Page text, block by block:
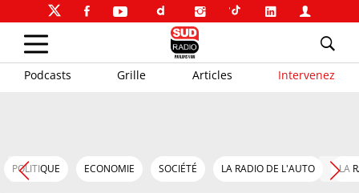
Podcasts Grille Articles Intervenez
POLITIQUE ECONOMIE SOCIÉTÉ LA RADIO DE L'AUTO LA